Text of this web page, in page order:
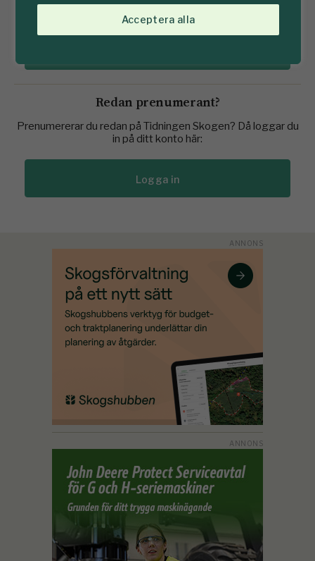
Acceptera alla
Redan prenumerant?
Prenumererar du redan på Tidningen Skogen? Då loggar du
in på ditt konto här:
Logga in